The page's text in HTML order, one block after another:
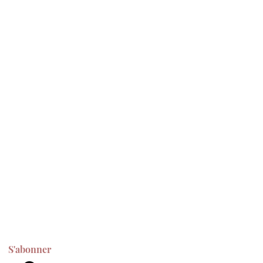
S'abonner